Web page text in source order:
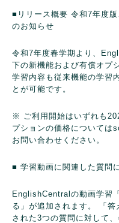
■リリース概要 令和7年度
のお知らせ
令和7年度春学期より、
下の新機能および有償オプ
学習内容も従来機能の学習
とが可能です。
※ ご利用開始はいずれも
プションの価格について
お問い合わせください。
■ 学習動画に関連した質問
EnglishCentralの動画学習
る」が追加されます。
「答
された3つの質問に対して